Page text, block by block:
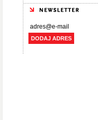
DODAJ ADRES